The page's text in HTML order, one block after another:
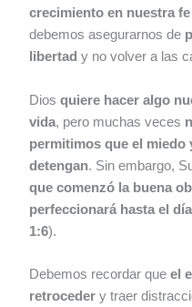
crecimiento en nuestra
debemos asegurarnos de
libertad y no volver a las
Diosquiere hacer algo
vida, pero muchas veces
permitimos que el miedo
detengan. Sin embargo,
que comenzó la buena
perfeccionará hasta el
1:6).
Debemos recordar queel
retroceder y traer